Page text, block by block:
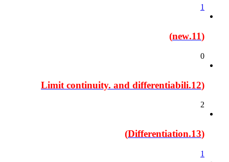
1
(11.new)
0
(12.Limit continuity. and differentiabili
2
(13.Differentiation)
1